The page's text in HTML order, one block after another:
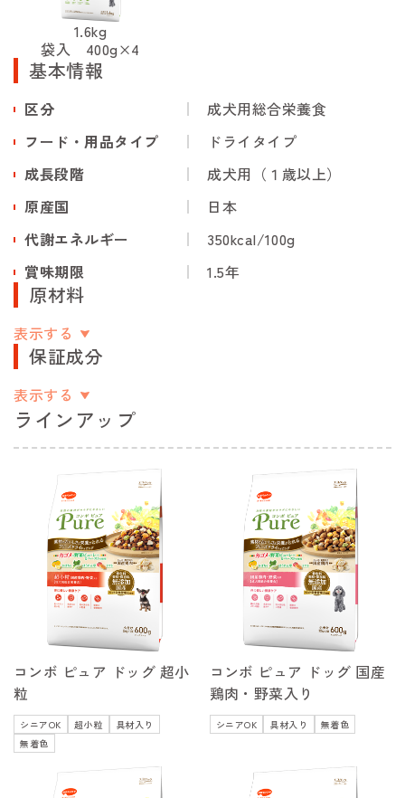
1.6kg
袋入 400g×4
基本情報
区分
成犬用総合栄養食
フード・用品タイプ
ドライタイプ
成長段階
成犬用（１歳以上）
原産国
日本
代謝エネルギー
350kcal/100g
賞味期限
1.5年
原材料
表示する
保証成分
表示する
ラインアップ
コンボ ピュア ドッグ 超小
粒
シニアOK 超小粒
具材入り
無着色
コンボ ピュア ドッグ 国産
鶏肉・野菜入り
シニアOK 具材入り 無着色